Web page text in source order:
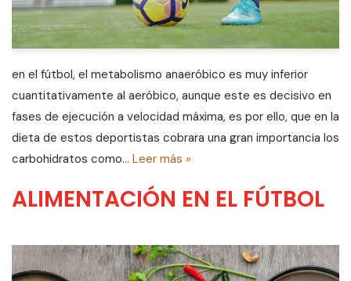
en el fútbol, el metabolismo anaeróbico es muy inferior
cuantitativamente al aeróbico, aunque este es decisivo en
fases de ejecución a velocidad máxima, es por ello, que en la
dieta de estos deportistas cobrara una gran importancia los
carbohidratos como… Leer más »
ALIMENTACIÓN EN EL FÚTBOL